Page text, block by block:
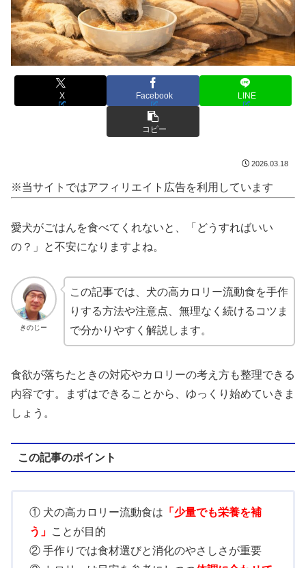
X Facebook LINE
コピー
2026.03.18
※当サイトではアフィリエイト広告を利用しています
愛犬がごはんを食べてくれないと、「どうすればいい
の？」と不安になりますよね。
きのじー
この記事では、犬の高カロリー流動食を手作
りする方法や注意点、無理なく続けるコツま
で分かりやすく解説します。
食欲が落ちたときの対応やカロリーの考え方も整理できる
内容です。まずはできることから、ゆっくり始めていきま
しょう。
この記事のポイント
① 犬の高カロリー流動食は 「少量でも栄養を補
う」 ことが目的
② 手作りでは食材選びと消化のやさしさが重要